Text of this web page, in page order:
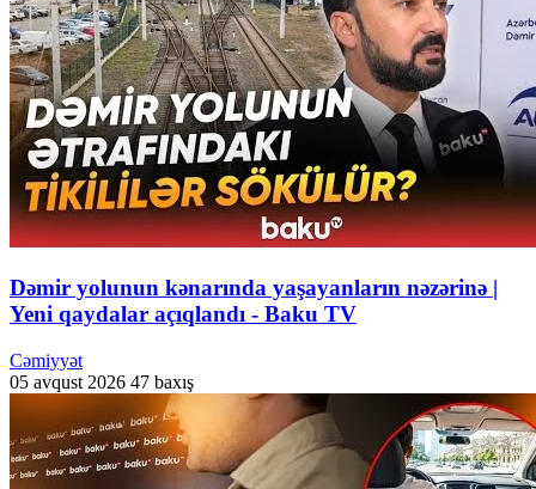
Dəmir yolunun kənarında yaşayanların nəzərinə |
Yeni qaydalar açıqlandı - Baku TV
Cəmiyyət
05 avqust 2026 47 baxış